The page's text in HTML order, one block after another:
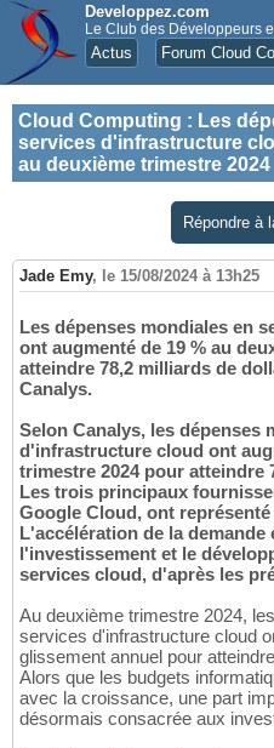
Developpez.com
Le Club des Développeurs
Actus Forum Cloud
Cloud Computing : Les
services d'infrastructure
au deuxième trimestre 2024
Répondre à
Jade Emy, le 15/08/2024 à 13h25
Les dépenses mondiales en
ont augmenté de 19 % au
atteindre 78,2 milliards de
Canalys.
Selon Canalys, les dépenses
d'infrastructure cloud ont
trimestre 2024 pour atteindre
Les trois principaux
Google Cloud, ont
L'accélération de la
l'investissement et le
services cloud, d'après les
Au deuxième trimestre 2024,
services d'infrastructure cloud
glissement annuel pour
Alors que les budgets
avec la croissance, une part
désormais consacrée aux